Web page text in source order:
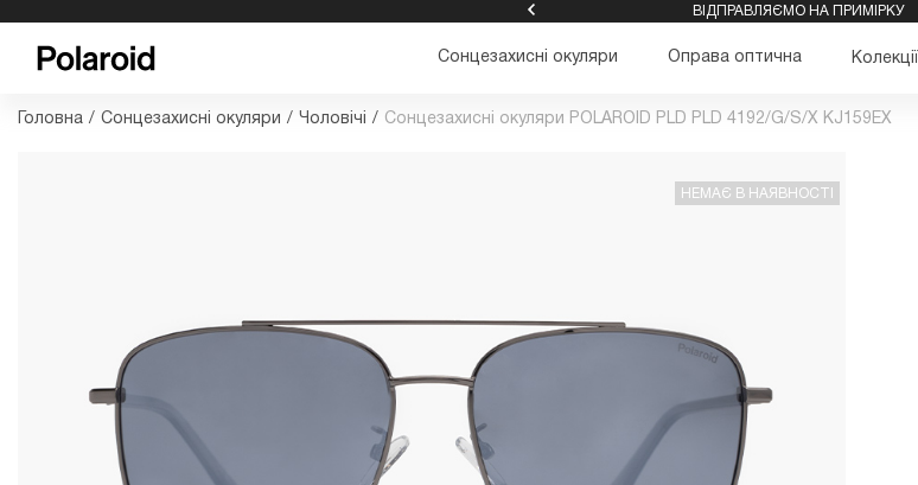
ВІДПРАВЛЯЄМО НА ПРИМІРКУ
Сонцезахисні окуляри Оправа оптична Колекції
Головна / Сонцезахисні окуляри / Чоловічі / Сонцезахисні окуляри POLAROID PLD PLD 4192/G/S/X KJ159EX
НЕМАЄ В НАЯВНОСТІ